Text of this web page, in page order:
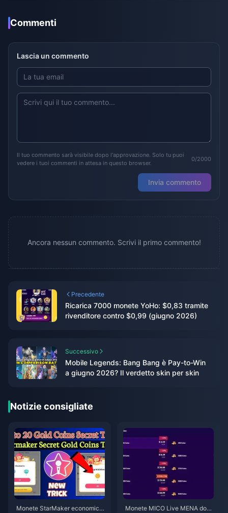
Commenti
Lascia un commento
Il tuo commento sarà visibile dopo l'approvazione. Solo tu puoi
vedere i tuoi commenti in attesa in questo browser.
0/2000
Invia commento
Ancora nessun commento. Scrivi il primo commento!
Precedente
Ricarica 7000 monete YoHo: $0,83 tramite
rivenditore contro $0,99 (giugno 2026)
Successivo
Mobile Legends: Bang Bang è Pay-to-Win
a giugno 2026? Il verdetto skin per skin
Notizie consigliate
Monete StarMaker economich
Monete MICO Live MENA dopo